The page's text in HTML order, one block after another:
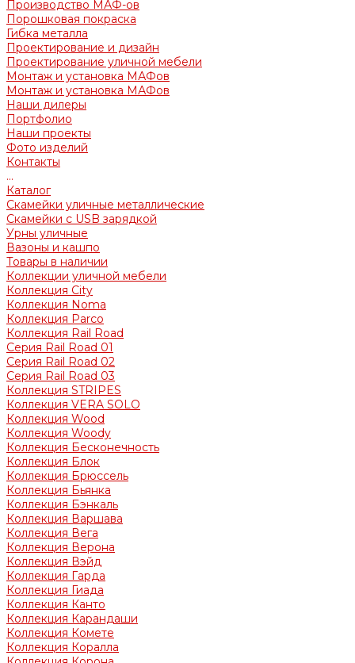
Производство МАФ-ов
Порошковая покраска
Гибка металла
Проектирование и дизайн
Проектирование уличной мебели
Монтаж и установка МАФов
Монтаж и установка МАФов
Наши дилеры
Портфолио
Наши проекты
Фото изделий
Контакты
...
Каталог
Скамейки уличные металлические
Скамейки с USB зарядкой
Урны уличные
Вазоны и кашпо
Товары в наличии
Коллекции уличной мебели
Коллекция City
Коллекция Noma
Коллекция Parco
Коллекция Rail Road
Серия Rail Road 01
Серия Rail Road 02
Серия Rail Road 03
Коллекция STRIPES
Коллекция VERA SOLO
Коллекция Wood
Коллекция Woody
Коллекция Бесконечность
Коллекция Блок
Коллекция Брюссель
Коллекция Бьянка
Коллекция Бэнкаль
Коллекция Варшава
Коллекция Вега
Коллекция Верона
Коллекция Вэйд
Коллекция Гарда
Коллекция Гиада
Коллекция Канто
Коллекция Карандаши
Коллекция Комете
Коллекция Коралла